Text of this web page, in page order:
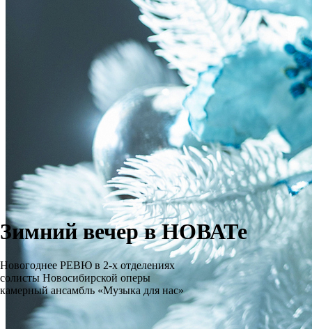
Зимний вечер в НОВАТе
Новогоднее РЕВЮ в 2-х отделениях
солисты Новосибирской оперы
камерный ансамбль «Музыка для нас»